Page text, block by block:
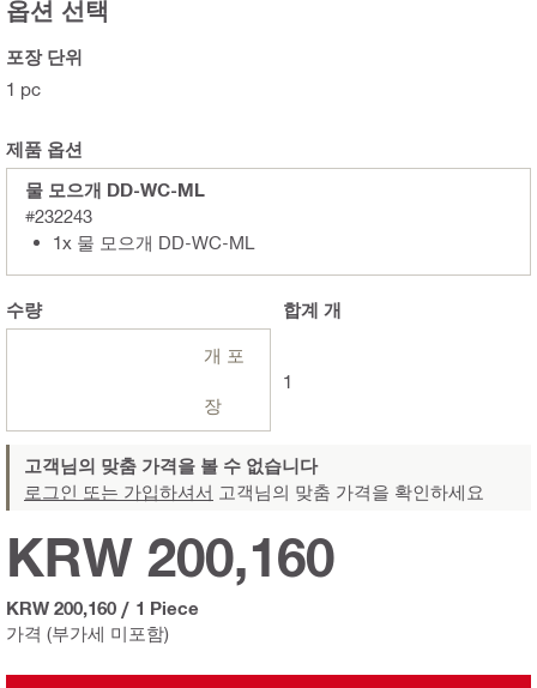
옵션 선택
포장 단위
1 pc
제품 옵션
물 모으개 DD-WC-ML
#232243
1x 물 모으개 DD-WC-ML
수량
개 포
장
합계 개
1
고객님의 맞춤 가격을 볼 수 없습니다
로그인 또는 가입하셔서 고객님의 맞춤 가격을 확인하세요
가격 (부가세 미포함)
KRW 200,160
KRW 200,160 / 1 Piece